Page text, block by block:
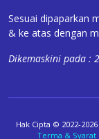
Sesuai dipaparkan
& ke atas dengan
Dikemaskini pada :
Hak Cipta © 2022-2026
Terma & Syarat